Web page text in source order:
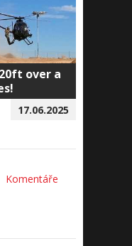
over a
17.06.2025
Komentáře